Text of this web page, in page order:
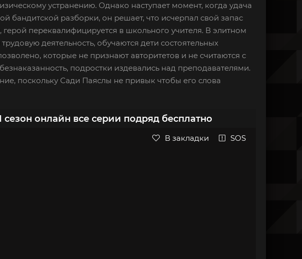
устранению. Однако наступает момент, когда удача
бандитской разборки, он решает, что исчерпал свой запас
переквалифицируется в школьного учителя. В элитном
деятельность, обучаются дети состоятельных
которые не признают авторитетов и не считаются с
подростки издевались над преподавателями.
поскольку Сади Паяслы не привык чтобы его слова
онлайн все серии подряд бесплатно
В закладки SOS